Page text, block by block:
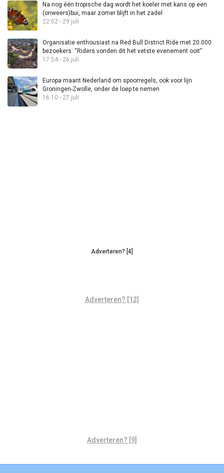
Na nog één tropische dag wordt het koeler met kans op een
(onweers)bui, maar zomer blijft in het zadel
22:02 - 29 juli
Organisatie enthousiast na Red Bull District Ride met 20.000
bezoekers: “Riders vonden dit het vetste evenement ooit”
17:54 - 26 juli
Europa maant Nederland om spoorregels, ook voor lijn
Groningen-Zwolle, onder de loep te nemen
16:10 - 27 juli
Adverteren? [4]
Adverteren? [12]
Adverteren? [9]